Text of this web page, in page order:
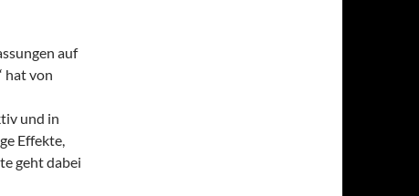
auf
hat von
und in
Effekte,
geht dabei